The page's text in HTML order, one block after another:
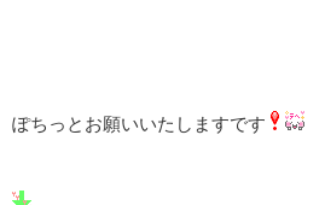
ぽちっとお願いいたしますです